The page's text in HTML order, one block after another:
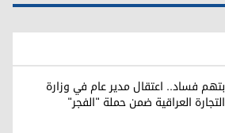
بتهم فساد.. اعتقال مدير عام في وزارة
التجارة العراقية ضمن حملة "الفجر"